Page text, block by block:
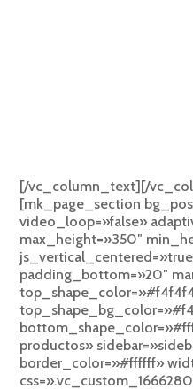
[/vc_column_text][/
[mk_page_section
video_loop=»false»
max_height=»350″
padding_bottom=»20″
productos»
border_color=»#ffffff»